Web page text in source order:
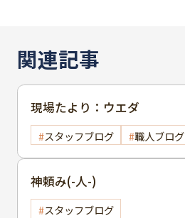
関連記事
現場たより：ウエダ
スタッフブログ 職人ブログ
神頼み(-人-)
スタッフブログ